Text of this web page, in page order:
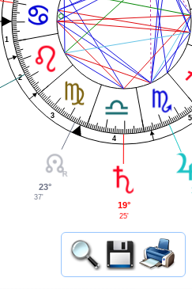
1
2
3
4
5
23°
37'
19°
25'